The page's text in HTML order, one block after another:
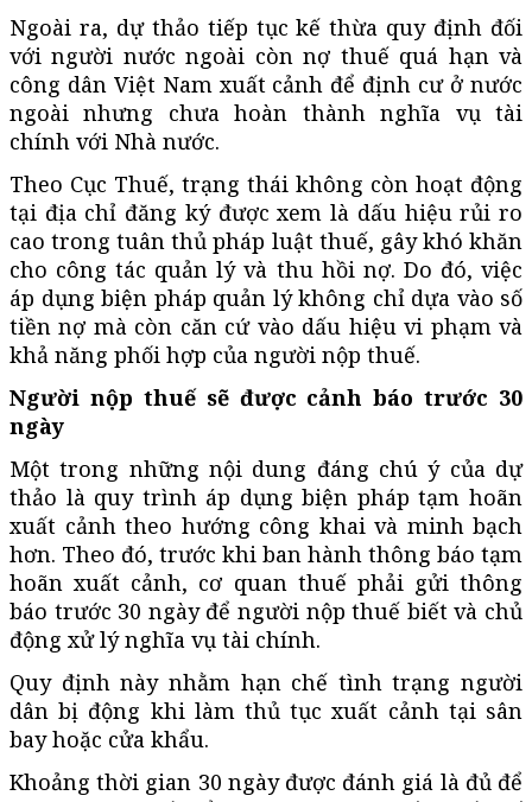
Ngoài ra, dự thảo tiếp tục kế thừa quy định đối
với người nước ngoài còn nợ thuế quá hạn và
công dân Việt Nam xuất cảnh để định cư ở nước
ngoài nhưng chưa hoàn thành nghĩa vụ tài
chính với Nhà nước.
Theo Cục Thuế, trạng thái không còn hoạt động
tại địa chỉ đăng ký được xem là dấu hiệu rủi ro
cao trong tuân thủ pháp luật thuế, gây khó khăn
cho công tác quản lý và thu hồi nợ. Do đó, việc
áp dụng biện pháp quản lý không chỉ dựa vào số
tiền nợ mà còn căn cứ vào dấu hiệu vi phạm và
khả năng phối hợp của người nộp thuế.
Người nộp thuế sẽ được cảnh báo trước 30
ngày
Một trong những nội dung đáng chú ý của dự
thảo là quy trình áp dụng biện pháp tạm hoãn
xuất cảnh theo hướng công khai và minh bạch
hơn. Theo đó, trước khi ban hành thông báo tạm
hoãn xuất cảnh, cơ quan thuế phải gửi thông
báo trước 30 ngày để người nộp thuế biết và chủ
động xử lý nghĩa vụ tài chính.
Quy định này nhằm hạn chế tình trạng người
dân bị động khi làm thủ tục xuất cảnh tại sân
bay hoặc cửa khẩu.
Khoảng thời gian 30 ngày được đánh giá là đủ để